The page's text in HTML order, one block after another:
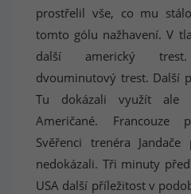
prostřelil vše, co mu
tomto gólu nažhavení. V
další americký
dvouminutový trest. Další
Tu dokázali využít ale
Američané. Francouze
Svěřenci trenéra
nedokázali. Tři minuty
USA další příležitost v